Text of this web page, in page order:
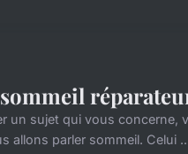
un sujet qui vous concerne,
allons parler sommeil. Celui